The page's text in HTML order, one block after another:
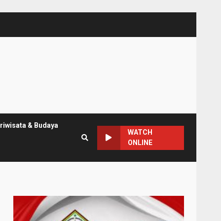
& Budaya
WATCH
ONLINE